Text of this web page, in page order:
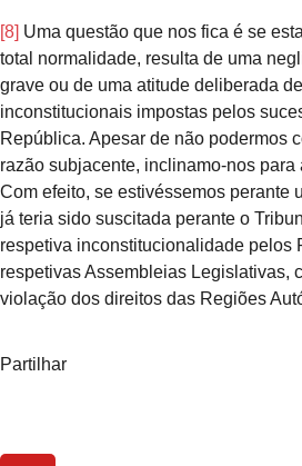
[8] Uma questão que nos fica é se
total normalidade, resulta de uma
grave ou de uma atitude deliberada
inconstitucionais impostas pelos
República. Apesar de não podermos
razão subjacente, inclinamo-nos
Com efeito, se estivéssemos perante
já teria sido suscitada perante o
respetiva inconstitucionalidade pelos
respetivas Assembleias Legislativas,
violação dos direitos das Regiões
Partilhar